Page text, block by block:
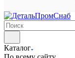
Каталог